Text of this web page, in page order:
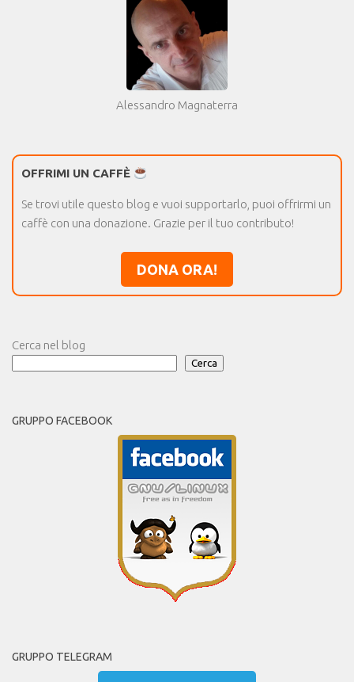
Alessandro Magnaterra
OFFRIMI UN CAFFÈ
Se trovi utile questo blog e vuoi supportarlo, puoi offrirmi un
caffè con una donazione. Grazie per il tuo contributo!
DONA ORA!
Cerca nel blog
Cerca
GRUPPO FACEBOOK
GRUPPO TELEGRAM